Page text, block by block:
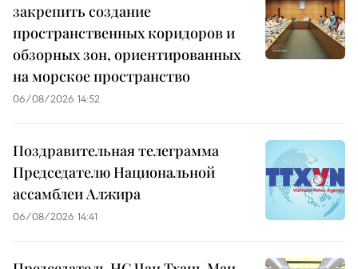
закрепить создание
пространственных коридоров и
обзорных зон, ориентированных
на морское пространство
06/08/2026 14:52
Поздравительная телеграмма
Председателю Национальной
ассамблеи Алжира
06/08/2026 14:41